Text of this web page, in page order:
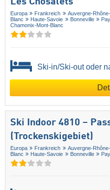
Les Chosalets
Europa Frankreich Auvergne-
Blanc
Haute-Savoie Bonneville
Chamonix-Mont-Blanc
Ski-in/Ski-out oder
Ski Indoor 4810 –
(Trockenskigebiet)
Europa Frankreich Auvergne-
Blanc
Haute-Savoie Bonneville